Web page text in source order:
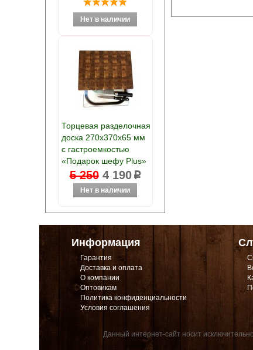
Торцевая разделочная
доска 270х370х65 мм
с гастроемкостью
«Подарок шефу Plus»
5 250 4 190p
Информация
Гарантия
Доставка и оплата
О компании
Оптовикам
Политика конфиденциальности
Условия соглашения
Данный интернет-сайт носит